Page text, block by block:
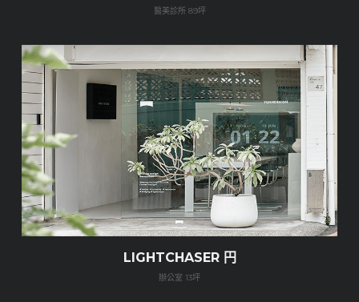
醫美診所 89坪
LIGHTCHASER 円
辦公室 13坪